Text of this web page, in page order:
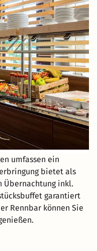
umfassen ein
bietet als
Übernachtung inkl.
garantiert
Rennbar können Sie